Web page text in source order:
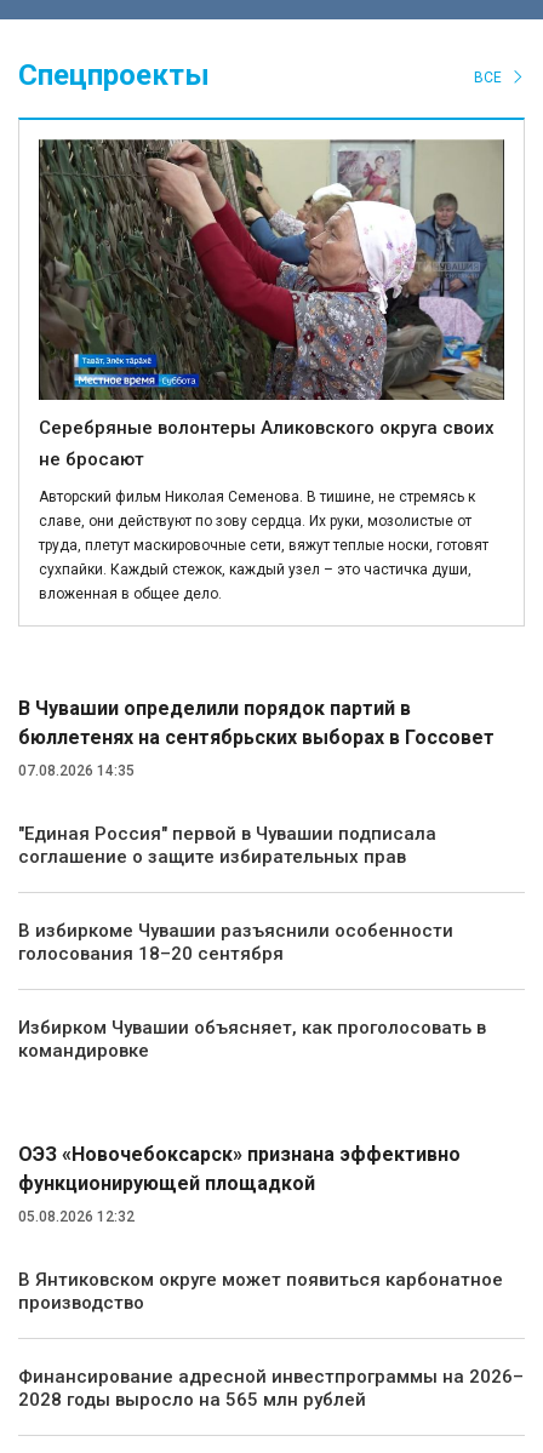
ВСЕ
Спецпроекты
Серебряные волонтеры Аликовского округа своих
не бросают
Авторский фильм Николая Семенова. В тишине, не стремясь к
славе, они действуют по зову сердца. Их руки, мозолистые от
труда, плетут маскировочные сети, вяжут теплые носки, готовят
сухпайки. Каждый стежок, каждый узел – это частичка души,
вложенная в общее дело.
В Чувашии определили порядок партий в
бюллетенях на сентябрьских выборах в Госсовет
07.08.2026 14:35
"Единая Россия" первой в Чувашии подписала
соглашение о защите избирательных прав
В избиркоме Чувашии разъяснили особенности
голосования 18–20 сентября
Избирком Чувашии объясняет, как проголосовать в
командировке
ОЭЗ «Новочебоксарск» признана эффективно
функционирующей площадкой
05.08.2026 12:32
В Янтиковском округе может появиться карбонатное
производство
Финансирование адресной инвестпрограммы на 2026–
2028 годы выросло на 565 млн рублей